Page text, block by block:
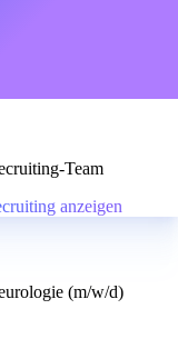
Team
anzeigen
(m/w/d)